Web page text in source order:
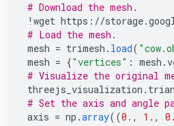
# Download the mesh.
! wget https : //storage.
# Load the mesh.
mesh = trimesh . load(
mesh = {"vertices" : mesh .
# Visualize the original
threejs_visualization .
# Set the axis and angle
axis = np .array((0. , 1. , 0.